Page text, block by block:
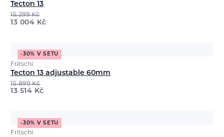
Tecton 13
15 299Kč
13 004 Kč
-30% V SETU
Fritschi
Tecton 13 adjustable 60mm
15 899Kč
13 514 Kč
-30% V SETU
Fritschi